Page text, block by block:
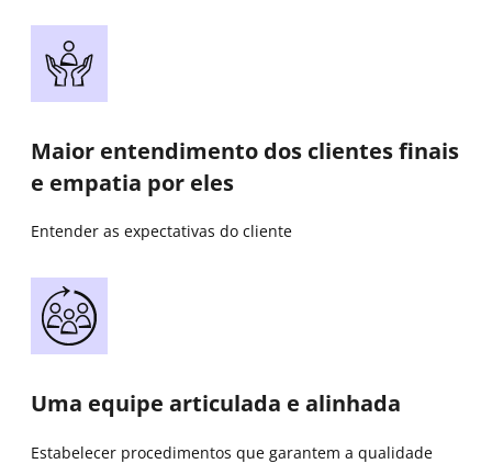
Maior entendimento dos clientes finais
e empatia por eles
Entender as expectativas do cliente
Uma equipe articulada e alinhada
Estabelecer procedimentos que garantem a qualidade